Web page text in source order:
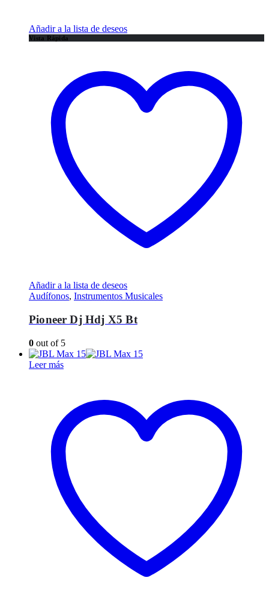
Añadir a la lista de deseos
Vista Rápida
Añadir a la lista de deseos
Audífonos, Instrumentos Musicales
Pioneer Dj Hdj X5 Bt
0 out of 5
Leer más